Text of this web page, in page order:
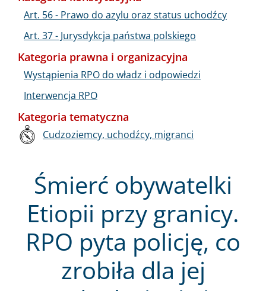
Śmierć obywatelki
Etiopii przy granicy.
RPO pyta policję, co
zrobiła dla jej
Art. 56 - Prawo do azylu oraz status uchodźcy
Art. 37 - Jurysdykcja państwa polskiego
Kategoria prawna i organizacyjna
Wystąpienia RPO do władz i odpowiedzi
Interwencja RPO
Kategoria tematyczna
Cudzoziemcy, uchodźcy, migranci